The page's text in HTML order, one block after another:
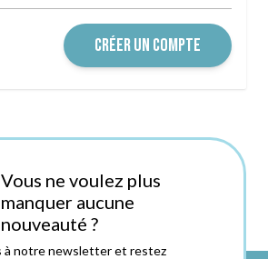
CRÉER UN COMPTE
Vous ne voulez plus
manquer aucune
nouveauté ?
à notre newsletter et restez